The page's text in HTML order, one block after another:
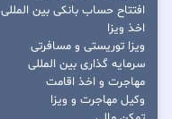
افتتاح حساب بانکی بین المللی
اخذ ویزا
ویزا توریستی و مسافرتی
سرمایه گذاری بین المللی
مهاجرت و اخذ اقامت
وکیل مهاجرت و ویزا